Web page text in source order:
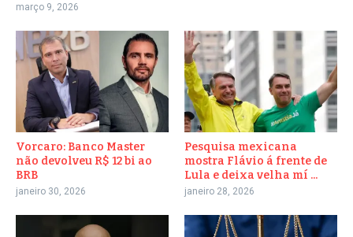
março 9, 2026
Vorcaro: Banco Master
não devolveu R$ 12 bi ao
BRB
janeiro 30, 2026
Pesquisa mexicana
mostra Flávio á frente de
Lula e deixa velha mí ...
janeiro 28, 2026